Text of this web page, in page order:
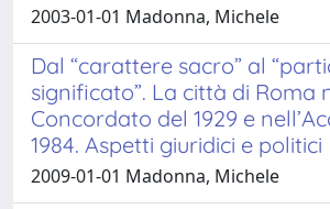
2003-01-01 Madonna, Michele
Dal “carattere sacro” al
significato”. La città di Roma
Concordato del 1929 e
1984. Aspetti giuridici e politici
2009-01-01 Madonna, Michele